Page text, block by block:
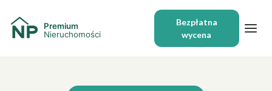
Bezpłatna
wycena